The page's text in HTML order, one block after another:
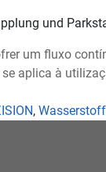
und
um fluxo
aplica à
, Wasserstoff